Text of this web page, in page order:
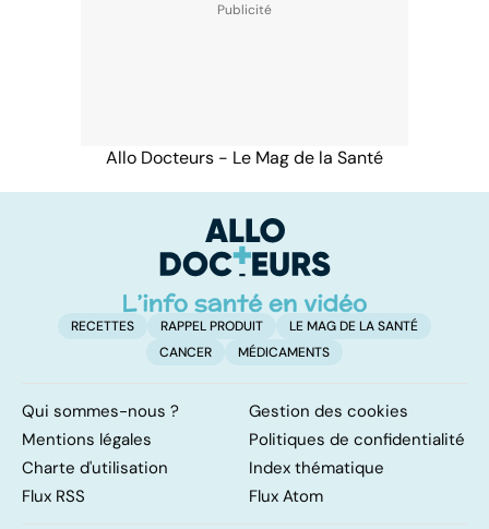
Allo Docteurs - Le Mag de la Santé
RECETTES RAPPEL PRODUIT
LE MAG DE LA SANTÉ
CANCER
MÉDICAMENTS
Qui sommes-nous ?
Gestion des cookies
Mentions légales
Politiques de confidentialité
Charte d'utilisation
Index thématique
Flux RSS
Flux Atom